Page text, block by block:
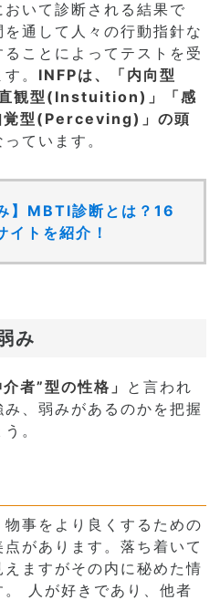
いて診断される結果で
通して人々の行動指針な
ことによってテストを受
。 INFPは、「内向型
観型(Instuition)」「感
覚型(Perceving)」の頭
ています。
】MBTI診断とは？16
イトを紹介！
み
介者”型の性格」 と言われ
、弱みがあるのかを把握
。
事をより良くするための
があります。落ち着いて
ますがその内に秘めた情
人が好きであり、他者